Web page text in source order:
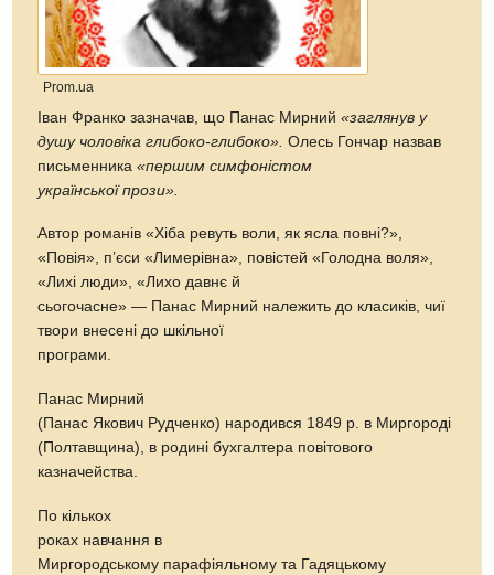
Prom.ua
Іван Франко зазначав, що Панас Мирний«заглянув у
душу чоловіка глибоко-глибоко». Олесь Гончар назвав
письменника«першим симфоністом
української прози».
Автор романів «Хіба ревуть воли, як ясла повні?»,
«Повія», п’єси «Лимерівна», повістей «Голодна воля»,
«Лихі люди», «Лихо давнє й
сьогочасне» — Панас Мирний належить до класиків, чиї
твори внесені до шкільної
програми.
Панас Мирний
(Панас Якович Рудченко) народився 1849 р. в Миргороді
(Полтавщина), в родині бухгалтера повітового
казначейства.
По кількох
роках навчання в
Миргородському парафіяльному та Гадяцькому